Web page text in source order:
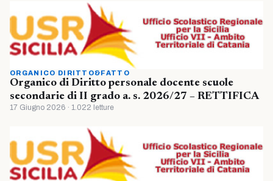
ORGANICO DIRITTO&FATTO
Organico di Diritto personale docente scuole
secondarie di II grado a. s. 2026/27 – RETTIFICA
17 Giugno 2026 · 1.022 letture